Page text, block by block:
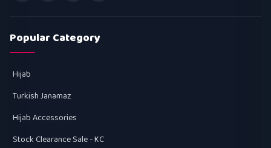
Popular Category
Hijab
Turkish Janamaz
Hijab Accessories
Stock Clearance Sale - KC